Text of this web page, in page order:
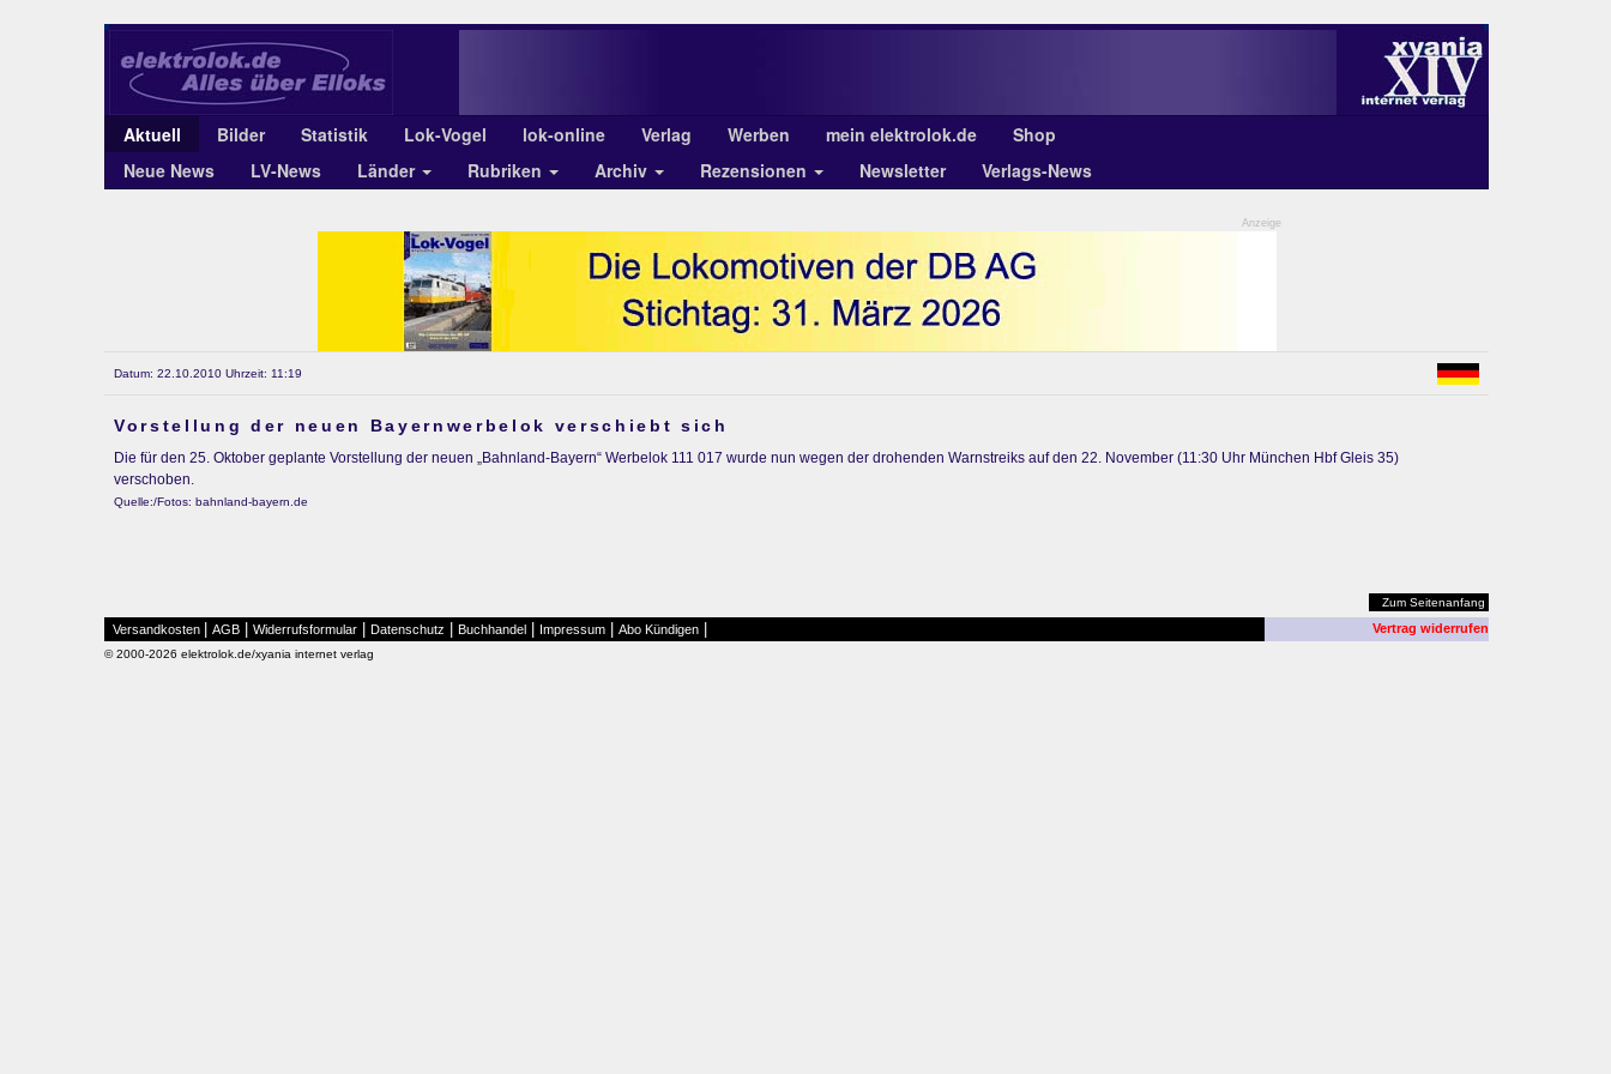
Aktuell Bilder Statistik Lok-Vogel lok-online Verlag Werben mein elektrolok.de
Shop
Neue News
LV-News Länder Rubriken Archiv Rezensionen Newsletter Verlags-News
Anzeige
Datum: 22.10.2010 Uhrzeit: 11:19
Vorstellung der neuen Bayernwerbelok verschiebt sich
Die für den 25. Oktober geplante Vorstellung der neuen „Bahnland-Bayern“ Werbelok 111 017 wurde nun wegen der drohenden Warnstreiks auf den 22. November (11:30 Uhr München Hbf Gleis 35)
verschoben.
Quelle:/Fotos: bahnland-bayern.de
Zum Seitenanfang
Versandkosten AGB Widerrufsformular Datenschutz Buchhandel Impressum Abo Kündigen Vertrag widerrufen
© 2000-2026 elektrolok.de/xyania internet verlag